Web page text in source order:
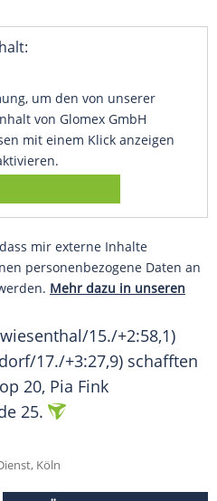
um den von unserer
von Glomex GmbH
mit einem Klick anzeigen
mir externe Inhalte
personenbezogene Daten an
Mehr dazu in unseren
15./+2:58,1)
17./+3:27,9) schafften
20, Pia Fink
25.
Köln